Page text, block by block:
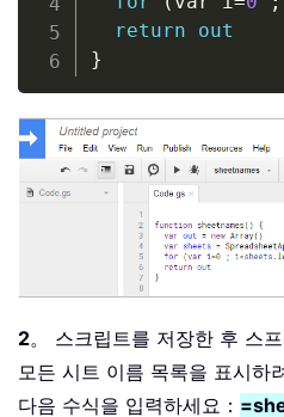
return
out
}
2。 스크립트를 저장한 후 스
모든 시트 이름 목록을 표시하
다음 수식을 입력하세요：